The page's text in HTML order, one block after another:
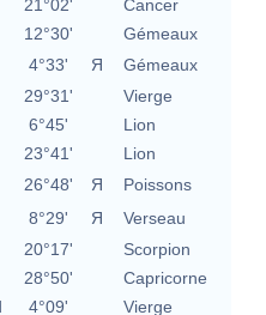
21°02'
Cancer
12°30'
Gémeaux
4°33' Я
Gémeaux
29°31'
Vierge
6°45'
Lion
23°41'
Lion
26°48' Я
Poissons
8°29' Я
Verseau
20°17'
Scorpion
28°50'
Capricorne
4°09' Vierge